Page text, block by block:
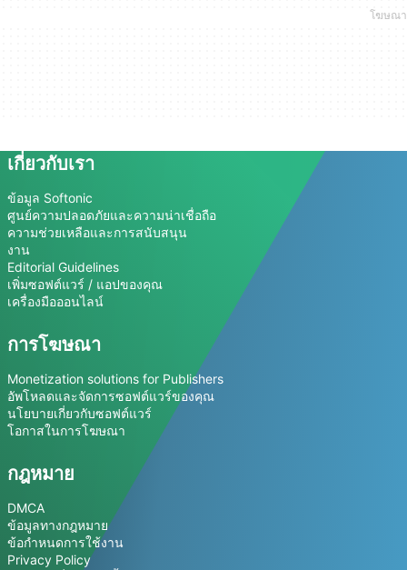
เกี่ยวกับเรา
ข้อมูล Softonic
ศูนย์ความปลอดภัยและความน่าเชื่อถือ
ความช่วยเหลือและการสนับสนุน
งาน
Editorial Guidelines
เพิ่มซอฟต์แวร์ / แอปของคุณ
เครื่องมือออนไลน์
การโฆษณา
Monetization solutions for Publishers
อัพโหลดและจัดการซอฟต์แวร์ของคุณ
นโยบายเกี่ยวกับซอฟต์แวร์
โอกาสในการโฆษณา
กฎหมาย
DMCA
ข้อมูลทางกฎหมาย
ข้อกำหนดการใช้งาน
Privacy Policy